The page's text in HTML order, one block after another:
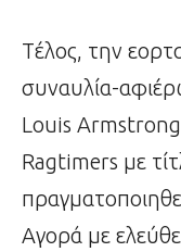
Tέλος, την
συναυλία-
Louis
Ragtimers με
Αγορά με